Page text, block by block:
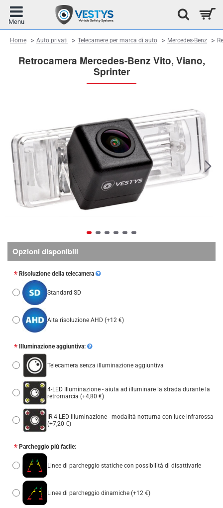
Retrocamera Mercedes-Benz Vito, Viano,
Sprinter
HomehomeAuto privati Telecamere per marca di auto Mercedes-Benz
Opzioni disponibili
Risoluzione della telecamera
Standard SD
Alta risoluzione AHD (+12 €)
Illuminazione aggiuntiva:
Telecamera senza illuminazione aggiuntiva
4-LED Illuminazione - aiuta ad illuminare la strada durante la
retromarcia (+4,80 €)
IR 4-LED Illuminazione - modalità notturna con luce infrarossa
(+7,20 €)
Parcheggio più facile:
Linee di parcheggio statiche con possibilità di disattivarle
Linee di parcheggio dinamiche (+12 €)